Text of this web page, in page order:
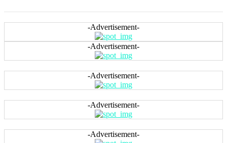
-Advertisement-
-Advertisement-
-Advertisement-
-Advertisement-
-Advertisement-